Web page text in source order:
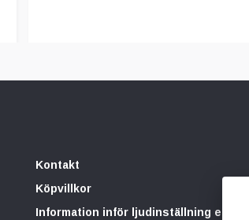
Kontakt
Köpvillkor
Information inför ljudinställning eller